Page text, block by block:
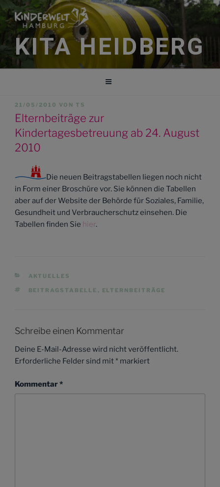
Zum
Inhalt
springen
KITA HEIDBERG
VERÖFFENTLICHT
AM
21/05/2010 VON TS
Elternbeiträge zur
Kindertagesbetreuung ab 24. August
2010
Die neuen Beitragstabellen liegen noch nicht
in Form einer Broschüre vor. Sie können die Tabellen
aber auf der Website der Behörde für Soziales, Familie,
Gesundheit und Verbraucherschutz einsehen. Die
Tabellen finden Sie hier.
KATEGORIEN
AKTUELLES
SCHLAGWÖRTER
BEITRAGSTABELLE , ELTERNBEITRÄGE
Schreibe einen Kommentar
Deine E-Mail-Adresse wird nicht veröffentlicht.
Erforderliche Felder sind mit* markiert
Kommentar*